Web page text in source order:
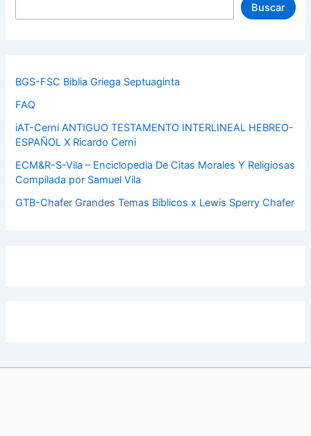
Buscar
BGS-FSC Biblia Griega Septuaginta
FAQ
iAT-Cerni ANTIGUO TESTAMENTO INTERLINEAL HEBREO-
ESPAÑOL X Ricardo Cerni
ECM&R-S-Vila – Enciclopedia De Citas Morales Y Religiosas
Compilada por Samuel Vila
GTB-Chafer Grandes Temas Bíblicos x Lewis Sperry Chafer